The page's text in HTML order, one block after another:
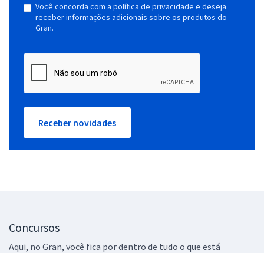
Você concorda com a política de privacidade e deseja
receber informações adicionais sobre os produtos do
Gran.
Receber novidades
Concursos
Aqui, no Gran, você fica por dentro de tudo o que está